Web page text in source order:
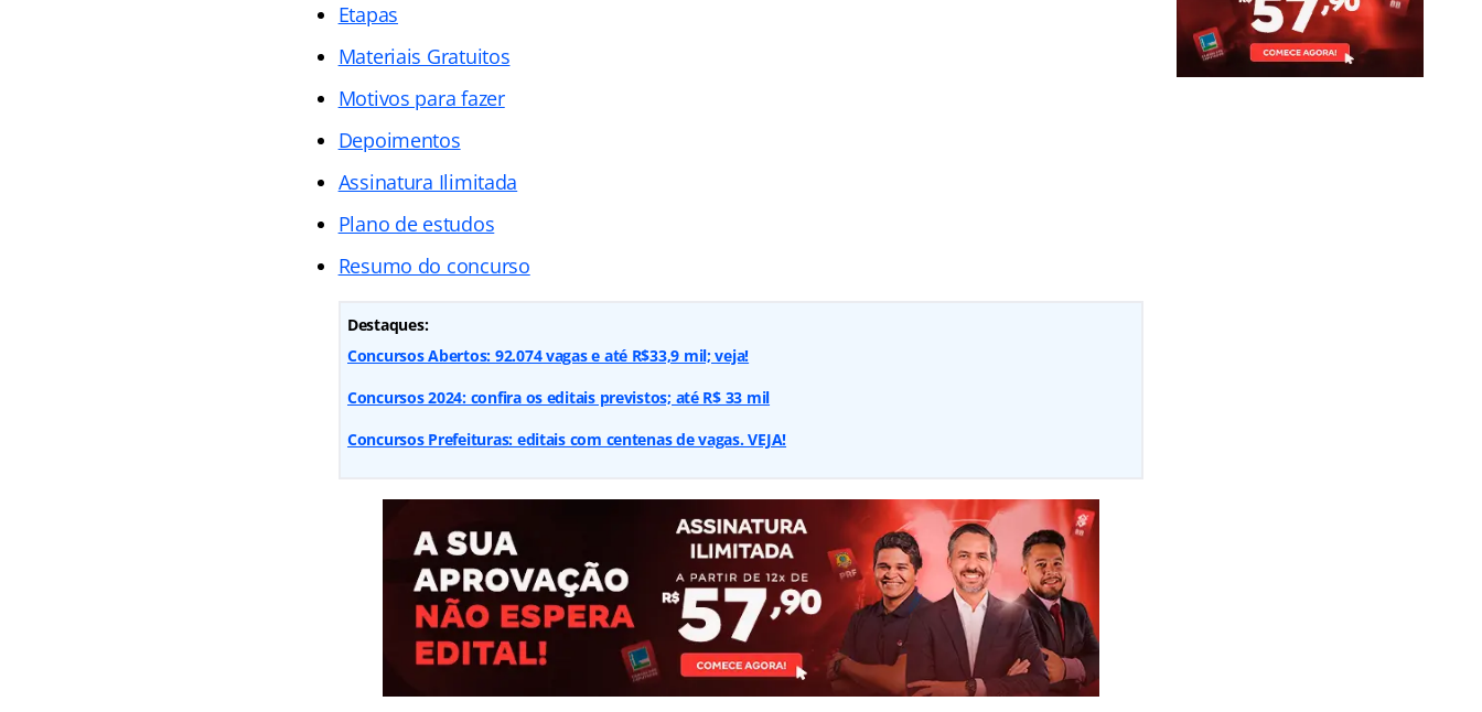
Etapas
Materiais Gratuitos
Motivos para fazer
Depoimentos
Assinatura Ilimitada
Plano de estudos
Resumo do concurso
Destaques:
Concursos Abertos: 92.074 vagas e até R$33,9 mil; veja!
Concursos 2024: confira os editais previstos; até R$ 33 mil
Concursos Prefeituras: editais com centenas de vagas. VEJA!